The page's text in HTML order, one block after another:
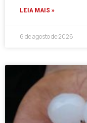
LEIA MAIS »
6 de agosto de 2026